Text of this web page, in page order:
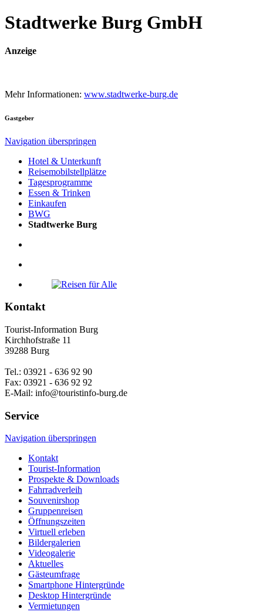
Stadtwerke Burg GmbH
Anzeige
Mehr Informationen: www.stadtwerke-burg.de
Gastgeber
Navigation überspringen
Hotel & Unterkunft
Reisemobilstellplätze
Tagesprogramme
Essen & Trinken
Einkaufen
BWG
Stadtwerke Burg
Kontakt
Tourist-Information Burg
Kirchhofstraße 11
39288 Burg
Tel.: 03921 - 636 92 90
Fax: 03921 - 636 92 92
E-Mail: info@touristinfo-burg.de
Service
Navigation überspringen
Kontakt
Tourist-Information
Prospekte & Downloads
Fahrradverleih
Souvenirshop
Gruppenreisen
Öffnungszeiten
Virtuell erleben
Bildergalerien
Videogalerie
Aktuelles
Gästeumfrage
Smartphone Hintergründe
Desktop Hintergründe
Vermietungen